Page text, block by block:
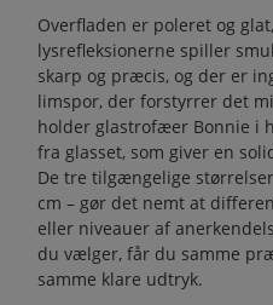
Overfladen er poleret og
lysrefleksionerne spiller
skarp og præcis, og der er
limspor, der forstyrrer det
holder glastrofæer Bonnie i
fra glasset, som giver en
De tre tilgængelige størrelser
cm – gør det nemt at
eller niveauer af
du vælger, får du samme
samme klare udtryk.